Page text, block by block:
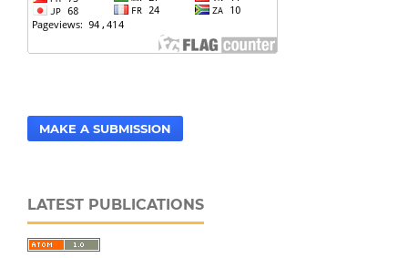
MAKE A SUBMISSION
LATEST PUBLICATIONS